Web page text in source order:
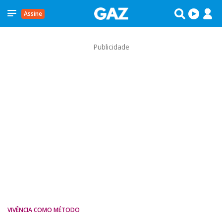
Assine
Publicidade
VIVÊNCIA COMO MÉTODO